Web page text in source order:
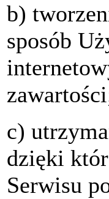
b)
sposób
c)
dzięki
Serwisu